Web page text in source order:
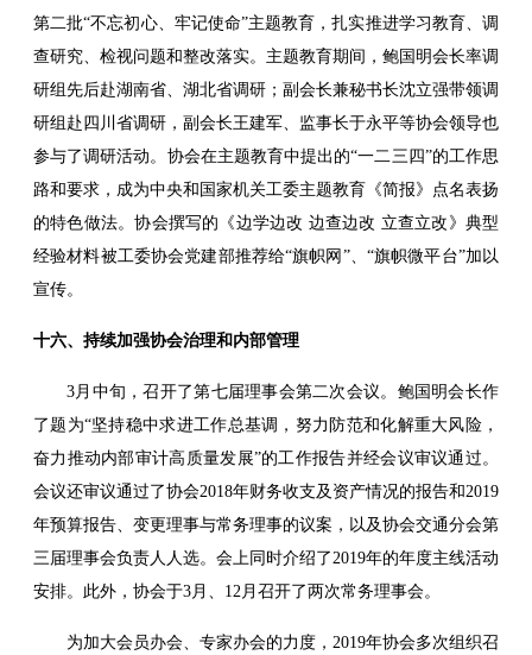
第二批“不忘初心、牢记使命”主题教育，扎实推进学习教育、调
查研究、检视问题和整改落实。 主题教育期间，鲍国明会长率调
研组先后赴湖南省、湖北省调研；副会长兼秘书长沈立强带领调
研组赴四川省调研，副会长王建军、监事长于永平等协会领导也
参与了调研活动。协会在主题教育中提出的“一二三四”的工作思
路和要求，成为中央和国家机关工委主题教育《简报》点名表扬
的特色做法。协会撰写的《边学边改 边查边改 立查立改》典型
经验材料被工委协会党建部推荐给“旗帜网”、“旗帜微平台”加以
宣传。
十六、持续加强协会治理和内部管理
3月中旬，召开了第七届理事会第二次会议。鲍国明会长作
了题为“坚持稳中求进工作总基调，努力防范和化解重大风险，
奋力推动内部审计高质量发展”的工作报告并经会议审议通过。
会议还审议通过了协会2018年财务收支及资产情况的报告和2019
年预算报告、变更理事与常务理事的议案，以及协会交通分会第
三届理事会负责人人选。会上同时介绍了2019年的年度主线活动
安排。此外，协会于3月、12月召开了两次常务理事会。
为加大会员办会、专家办会的力度，2019年协会多次组织召